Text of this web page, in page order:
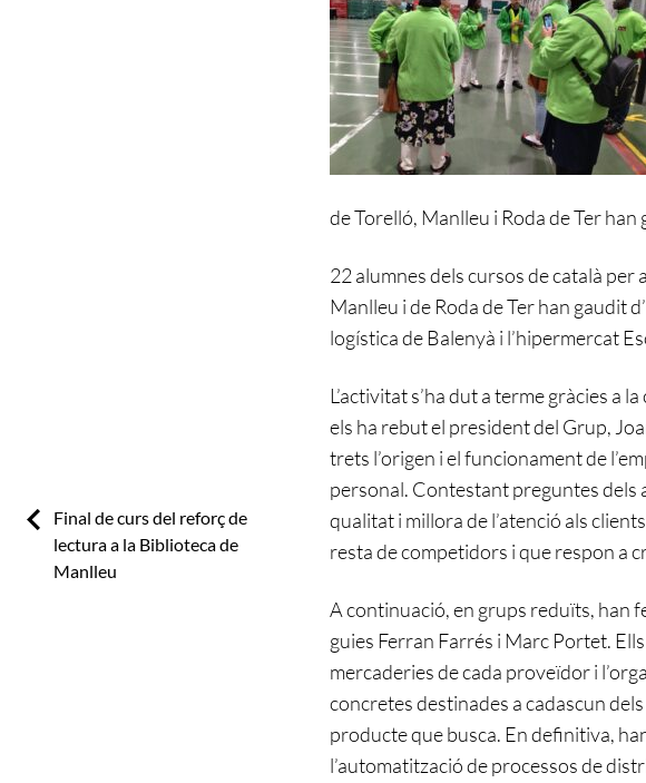
de Torelló, Manlleu i Roda de Ter
22 alumnes dels cursos de català
Manlleu i de Roda de Ter han gaudit
logística de Balenyà i l’hipermercat
L’activitat s’ha dut a terme gràcies a
els ha rebut el president del Grup,
trets l’origen i el funcionament de
personal. Contestant preguntes dels
qualitat i millora de l’atenció als
resta de competidors i que respon a
A continuació, en grups reduïts, han
guies Ferran Farrés i Marc Portet.
mercaderies de cada proveïdor i
concretes destinades a cadascun
producte que busca. En definitiva,
l’automatització de processos de
Previous:
Final de curs del reforç de
lectura a la Biblioteca de
Manlleu